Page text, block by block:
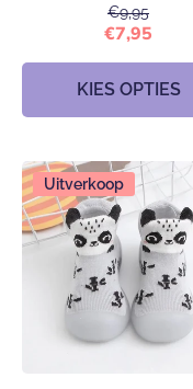
€9,95
€7,95
KIES OPTIES
Uitverkoop